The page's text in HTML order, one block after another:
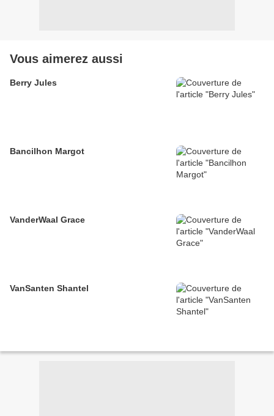
Vous aimerez aussi
Berry Jules
Bancilhon Margot
VanderWaal Grace
VanSanten Shantel